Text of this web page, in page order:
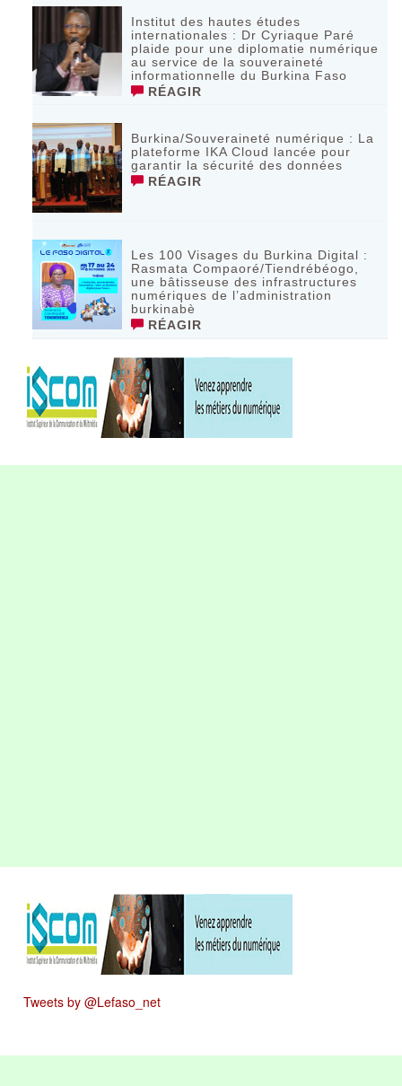
Institut des hautes études
internationales : Dr Cyriaque Paré
plaide pour une diplomatie numérique
au service de la souveraineté
informationnelle du Burkina Faso
RÉAGIR
Burkina/Souveraineté numérique : La
plateforme IKA Cloud lancée pour
garantir la sécurité des données
RÉAGIR
Les 100 Visages du Burkina Digital :
Rasmata Compaoré/Tiendrébéogo,
une bâtisseuse des infrastructures
numériques de l’administration
burkinabè
RÉAGIR
Tweets by @Lefaso_net